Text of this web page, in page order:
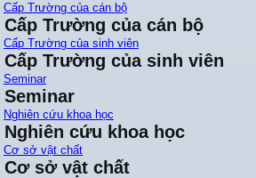
Cấp Trường của cán bộ
Cấp Trường của cán bộ
Cấp Trường của sinh viên
Cấp Trường của sinh viên
Seminar
Seminar
Nghiên cứu khoa học
Nghiên cứu khoa học
Cơ sở vật chất
Cơ sở vật chất